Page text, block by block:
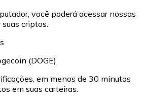
você poderá acessar nossas
criptos.
(DOGE)
em menos de 30 minutos
em suas carteiras.